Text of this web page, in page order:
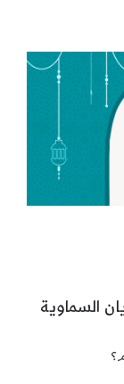
السماوية